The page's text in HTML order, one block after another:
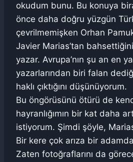
okudum bunu. Bu konuya
önce daha doğru yüzgün
çevrilmemişken Orhan
Javier Marias’tan
yazar. Avrupa’nın şu an en
yazarlarından biri falan
haklı çıktığını düşünüyorum.
Bu öngörüsünü ötürü de
hayranlığımın bir kat daha
istiyorum. Şimdi şöyle,
Bir kere çok arıza bir
Zaten fotoğraflarını da